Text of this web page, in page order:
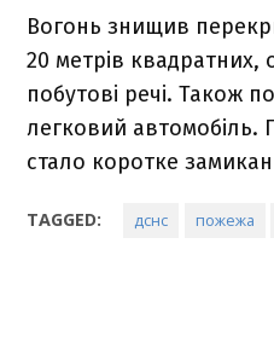
Вогонь знищив
20 метрів квадратних,
побутові речі. Також
легковий
стало коротке
TAGGED: дснс пожежа